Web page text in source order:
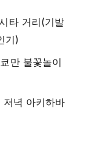
타 거리(기발
기)
만 불꽃놀이
녁 아키하바